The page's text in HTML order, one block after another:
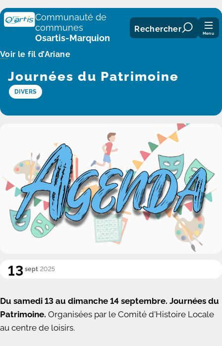
Panneau de gestion des cookies
Communauté de
communes
Osartis-Marquion
Rechercher Menu
Voir le fil d’Ariane
Journées du Patrimoine
DIVERS
13 sept 2025
Du samedi 13 au dimanche 14 septembre. Journées du
Patrimoine. Organisées par le Comité d'Histoire Locale
au centre de loisirs.